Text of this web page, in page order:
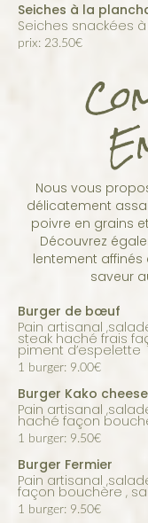
Seiches à la
seiches snackées
prix: 23.50€
Nous vous
délicatement
poivre en grains
Découvrez
lentement
saveur
Burger de bœuf
Pain artisanal ,salade ,tomate ,oignon, sauce burger ,
steak haché frais
piment d’espelette
1 burger: 9.00€
Burger Kako cheese
Pain artisanal ,salade,tomate,oignon,sauce fumé ,steak
haché façon
1 burger: 9.50€
Burger Fermier
Pain artisanal ,salade , tomate ,oignon , steak haché
façon bouchère ,
1 burger: 9.50€